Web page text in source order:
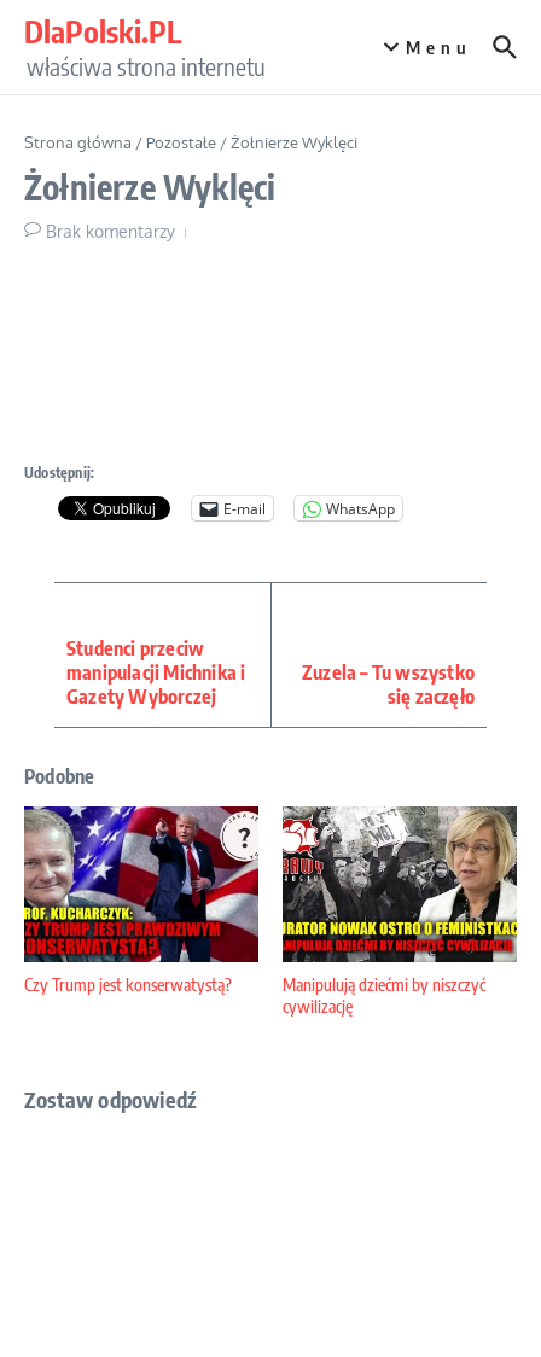
DlaPolski.PL
właściwa strona internetu
Menu
Strona główna / Pozostałe /Żołnierze Wyklęci
Żołnierze Wyklęci
Brak komentarzy
Udostępnij:
E-mail WhatsApp
Studenci przeciw
manipulacji Michnika i
Gazety Wyborczej
Zuzela – Tu wszystko
się zaczęło
Podobne
Czy Trump jest konserwatystą?
Manipulują dziećmi by niszczyć
cywilizację
Zostaw odpowiedź